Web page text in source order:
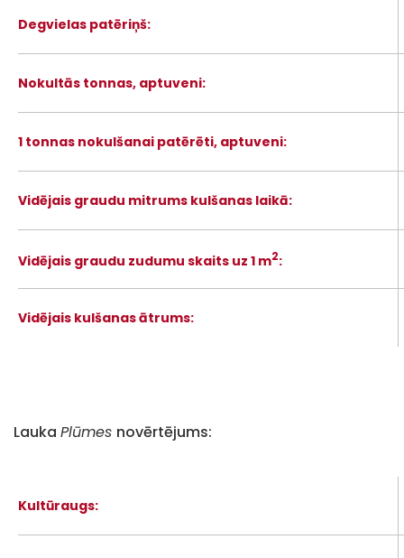
Degvielas patēriņš:
Nokultās tonnas, aptuveni:
1 tonnas nokulšanai patērēti, aptuveni:
Vidējais graudu mitrums kulšanas laikā:
Vidējais graudu zudumu skaits uz 1 m2:
Vidējais kulšanas ātrums:
Lauka Plūmes novērtējums:
Kultūraugs: